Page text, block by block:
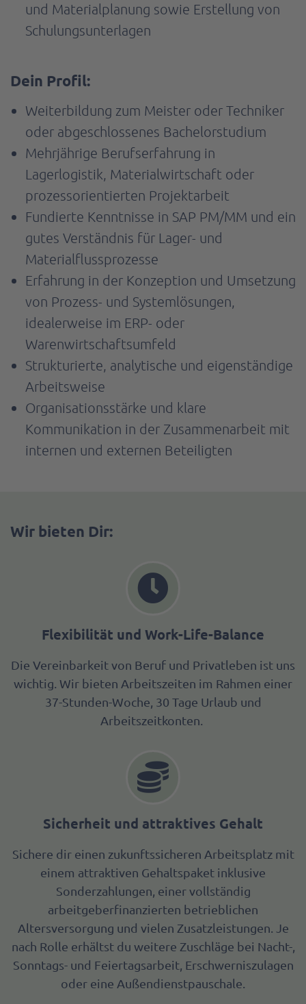
und Materialplanung sowie Erstellung von
Schulungsunterlagen
Dein Profil:
Weiterbildung zum Meister oder Techniker
oder abgeschlossenes Bachelorstudium
Mehrjährige Berufserfahrung in
Lagerlogistik, Materialwirtschaft oder
prozessorientierten Projektarbeit
Fundierte Kenntnisse in SAP PM/MM und ein
gutes Verständnis für Lager- und
Materialflussprozesse
Erfahrung in der Konzeption und Umsetzung
von Prozess- und Systemlösungen,
idealerweise im ERP- oder
Warenwirtschaftsumfeld
Strukturierte, analytische und eigenständige
Arbeitsweise
Organisationsstärke und klare
Kommunikation in der Zusammenarbeit mit
internen und externen Beteiligten
Wir bieten Dir:
Flexibilität und Work-Life-Balance
Die Vereinbarkeit von Beruf und Privatleben ist uns
wichtig. Wir bieten Arbeitszeiten im Rahmen einer
37-Stunden-Woche, 30 Tage Urlaub und
Arbeitszeitkonten.
Sicherheit und attraktives Gehalt
Sichere dir einen zukunftssicheren Arbeitsplatz mit
einem attraktiven Gehaltspaket inklusive
Sonderzahlungen, einer vollständig
arbeitgeberfinanzierten betrieblichen
Altersversorgung und vielen Zusatzleistungen. Je
nach Rolle erhältst du weitere Zuschläge bei Nacht-,
Sonntags- und Feiertagsarbeit, Erschwerniszulagen
oder eine Außendienstpauschale.